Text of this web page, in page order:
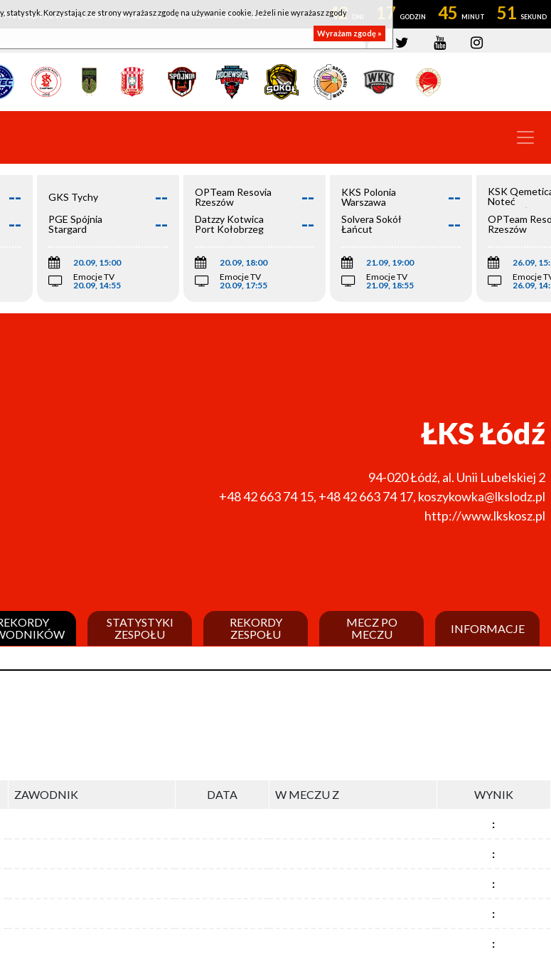
HOTEL WROCŁAW - KSK QEMETICA NOTEĆ INOWROCŁAW 42 17 45 51
--
--
GKS Tychy --
PGE Spójnia
Stargard
--
20.09, 15:00
Emocje TV
20.09, 14:55
OPTeam Resovia
Rzeszów
--
Datzzy Kotwica
Port Kołobrzeg
--
20.09, 18:00
Emocje TV
20.09, 17:55
KKS Polonia
Warszawa
--
Solvera Sokół
Łańcut
--
21.09, 19:00
Emocje TV
21.09, 18:55
KSK
Noteć
Inowrocław
OPTeam
Rzeszów
26.09,
Emocje
26.09,
ŁKS Łódź
94-020Łódź, al. Unii Lubelskiej 2
+48 42 663 74 15, +48 42 663 74 17, koszykowka@lkslodz.pl
http://www.lkskosz.pl
STATYSTYKI
ZESPOŁU
REKORDY
ZESPOŁU
MECZ PO
MECZU
INFORMACJE
ZAWODNIK DATA W MECZU Z WYNIK
:
:
:
:
:
statystyk. Korzystając ze strony wyrażasz zgodę na używanie cookie. Jeżeli nie wyrażasz zgody
Wyrażam zgodę »